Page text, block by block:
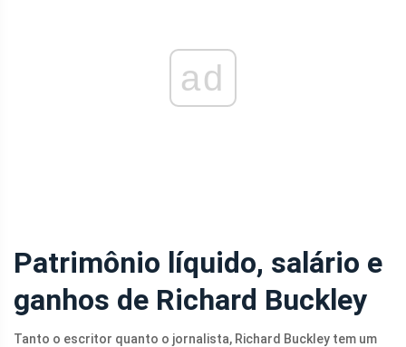
ad
Patrimônio líquido, salário e
ganhos de Richard Buckley
Tanto o escritor quanto o jornalista, Richard Buckley tem um